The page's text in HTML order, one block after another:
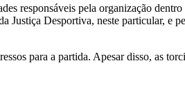
responsáveis pela organização
Justiça Desportiva, neste particular, e
para a partida. Apesar disso, as